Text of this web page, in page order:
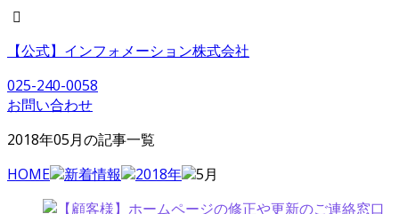
【公式】インフォメーション株式会社
025-240-0058
お問い合わせ
2018年05月の記事一覧
HOME
新着情報 2018年 5月